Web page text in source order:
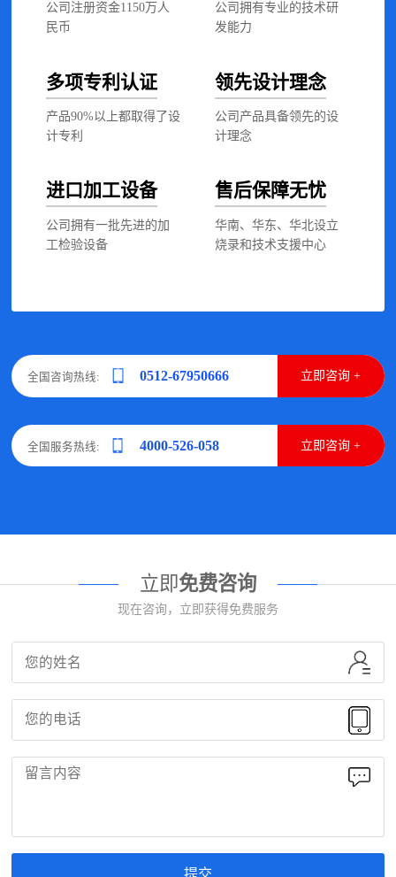
公司注册资金1150万人
民币
公司拥有专业的技术研
发能力
多项专利认证
产品90%以上都取得了设
计专利
领先设计理念
公司产品具备领先的设
计理念
进口加工设备
公司拥有一批先进的加
工检验设备
售后保障无忧
华南、华东、华北设立
烧录和技术支援中心
全国咨询热线: 0512-67950666 立即咨询 +
全国服务热线: 4000-526-058 立即咨询 +
立即免费咨询
现在咨询，立即获得免费服务